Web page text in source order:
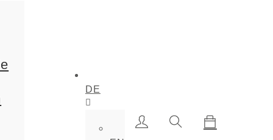
DE